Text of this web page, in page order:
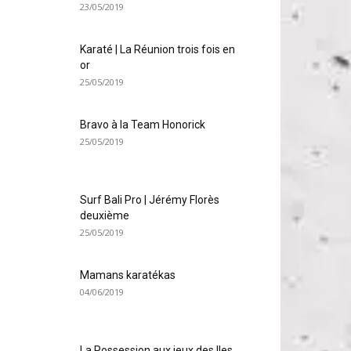
23/05/2019
Karaté | La Réunion trois fois en
or
25/05/2019
Bravo à la Team Honorick
25/05/2019
Surf Bali Pro | Jérémy Florès
deuxième
25/05/2019
Mamans karatékas
04/06/2019